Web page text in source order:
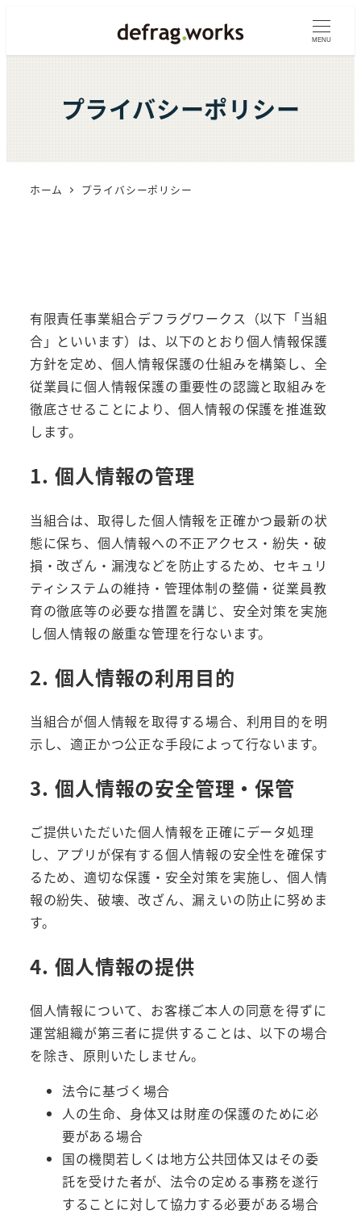
MENU
プライバシーポリシー
ホーム プライバシーポリシー
有限責任事業組合デフラグワークス（以下「当組
合」といいます）は、以下のとおり個人情報保護
方針を定め、個人情報保護の仕組みを構築し、全
従業員に個人情報保護の重要性の認識と取組みを
徹底させることにより、個人情報の保護を推進致
します。
1. 個人情報の管理
当組合は、取得した個人情報を正確かつ最新の状
態に保ち、個人情報への不正アクセス・紛失・破
損・改ざん・漏洩などを防止するため、セキュリ
ティシステムの維持・管理体制の整備・従業員教
育の徹底等の必要な措置を講じ、安全対策を実施
し個人情報の厳重な管理を行ないます。
2. 個人情報の利用目的
当組合が個人情報を取得する場合、利用目的を明
示し、適正かつ公正な手段によって行ないます。
3. 個人情報の安全管理・保管
ご提供いただいた個人情報を正確にデータ処理
し、アプリが保有する個人情報の安全性を確保す
るため、適切な保護・安全対策を実施し、個人情
報の紛失、破壊、改ざん、漏えいの防止に努めま
す。
4. 個人情報の提供
個人情報について、お客様ご本人の同意を得ずに
運営組織が第三者に提供することは、以下の場合
を除き、原則いたしません。
法令に基づく場合
人の生命、身体又は財産の保護のために必
要がある場合
国の機関若しくは地方公共団体又はその委
託を受けた者が、法令の定める事務を遂行
することに対して協力する必要がある場合